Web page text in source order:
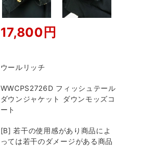
17,800円
ウールリッチ
WWCPS2726D フィッシュテール
ダウンジャケット ダウンモッズコ
ート
[B] 若干の使用感があり商品によ
っては若干のダメージがある商品